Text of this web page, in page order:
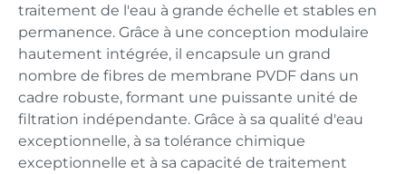
traitement de l'eau à grande échelle et stables en
permanence. Grâce à une conception modulaire
hautement intégrée, il encapsule un grand
nombre de fibres de membrane PVDF dans un
cadre robuste, formant une puissante unité de
filtration indépendante. Grâce à sa qualité d'eau
exceptionnelle, à sa tolérance chimique
exceptionnelle et à sa capacité de traitement